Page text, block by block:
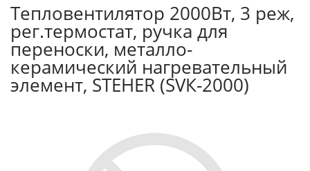
Тепловентилятор 2000Вт, 3 реж,
рег.термостат, ручка для
переноски, металло-
керамический нагревательный
элемент, STEHER (SVК-2000)